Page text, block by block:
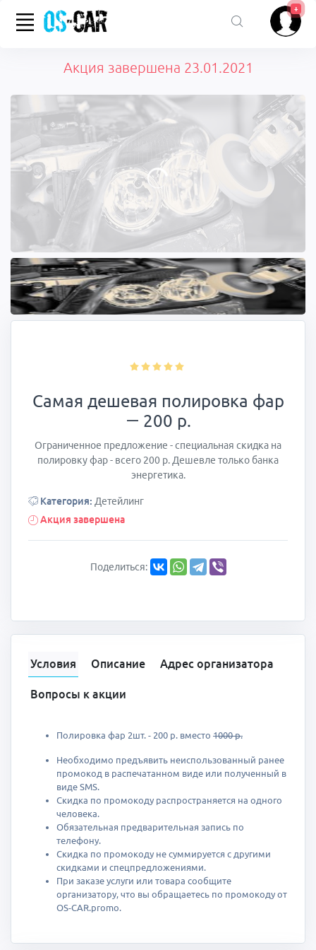
+
Акция завершена 23.01.2021
Самая дешевая полировка фар
— 200 р.
Ограниченное предложение - специальная скидка на
полировку фар - всего 200 р. Дешевле только банка
энергетика.
Категория: Детейлинг
Акция завершена
Поделиться:
Условия Описание Адрес организатора
Вопросы к акции
Полировка фар 2шт. - 200 р. вместо 1000 р.
Необходимо предъявить неиспользованный ранее
промокод в распечатанном виде или полученный в
виде SMS.
Скидка по промокоду распространяется на одного
человека.
Обязательная предварительная запись по
телефону.
Скидка по промокоду не суммируется с другими
скидками и спецпредложениями.
При заказе услуги или товара сообщите
организатору, что вы обращаетесь по промокоду от
OS-CAR.promo.